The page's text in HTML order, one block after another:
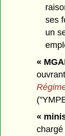
ses
un
«
«